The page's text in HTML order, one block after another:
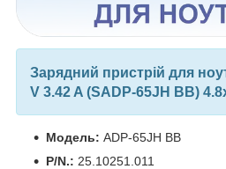
Зарядний пристрій для
V 3.42 A (SADP-65JH BB)
Модель: ADP-65JH BB
P/N.: 25.10251.011